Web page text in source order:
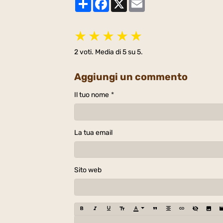
★ ★ ★ ★ ★
2voti. Media di5su 5.
Aggiungi un commento
Il tuo nome
La tua email
Sito web